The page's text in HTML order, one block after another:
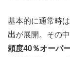
基本的に通常時は
出が展開。その
頼度40％オーバ